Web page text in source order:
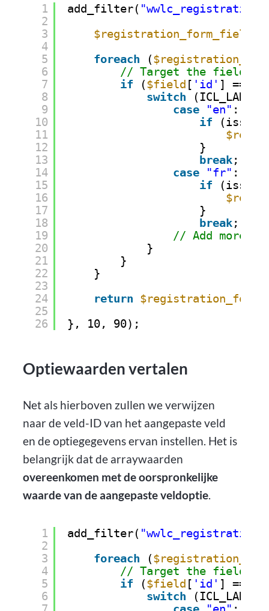
1
2
3
4
5
6
7
8
9
10
11
12
13
14
15
16
17
18
19
20
21
22
23
24
25
26
add_filter(
$registration_form_fields2
foreach
(
// Target the field
if
($field [ 'id' ] ==
switch
case
"en" :
if
(isset(
}
break;
case
"fr" :
if
(isset(
}
break;
// Add more
}
}
}
return
}, 10, 90);
Optiewaarden vertalen
Net als hierboven zullen we verwijzen
naar de veld-ID van het aangepaste veld
en de optiegegevens ervan instellen. Het is
belangrijk dat de arraywaarden
overeenkomen met de oorspronkelijke
waarde van de aangepaste veldoptie.
1
2
3
4
5
6
add_filter(
foreach
(
// Target the field
if
($field [ 'id' ] ==
switch